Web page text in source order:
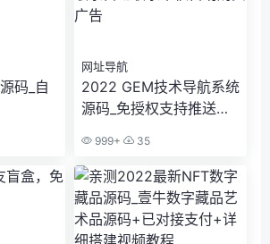
码_自
网址导航
2022 GEM技术导航系统
源码_免授权支持推送百
购买广告
999+ 35